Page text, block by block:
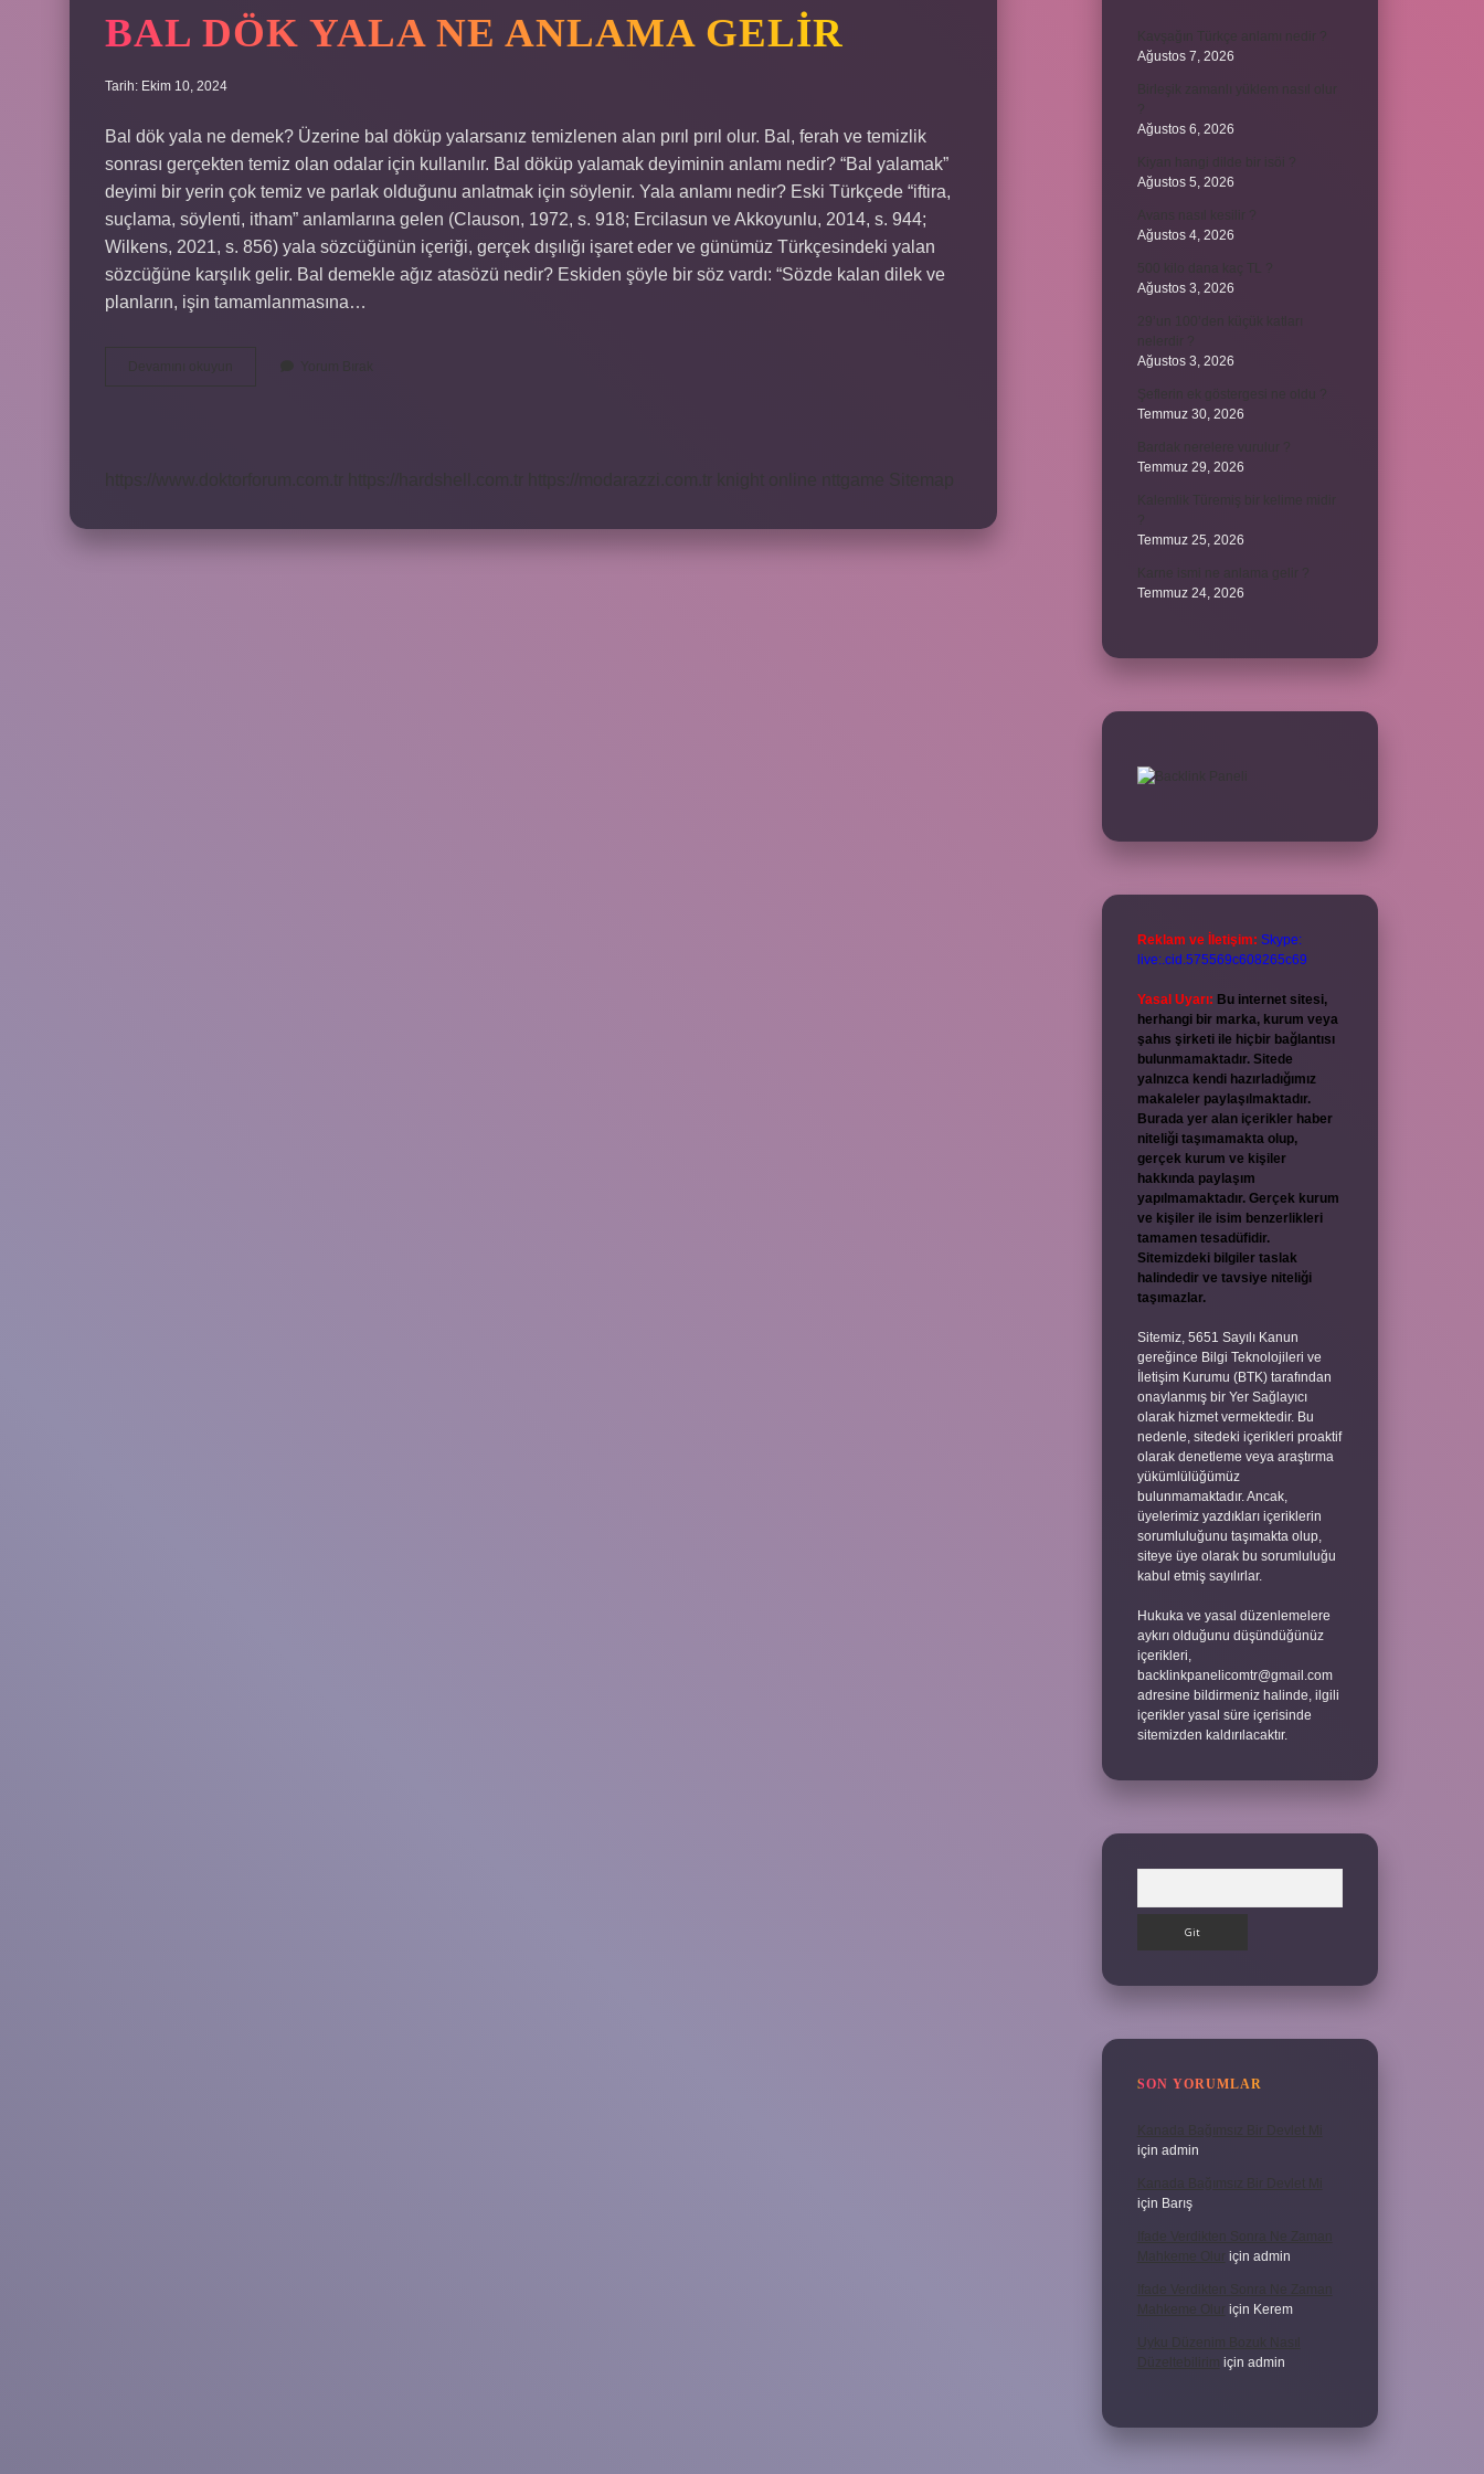
BAL DÖK YALA NE ANLAMA GELIR
Tarih: Ekim 10, 2024
Bal dök yala ne demek? Üzerine bal döküp yalarsanız temizlenen alan pırıl pırıl olur. Bal, ferah ve temizlik
sonrası gerçekten temiz olan odalar için kullanılır. Bal döküp yalamak deyiminin anlamı nedir? “Bal yalamak”
deyimi bir yerin çok temiz ve parlak olduğunu anlatmak için söylenir. Yala anlamı nedir? Eski Türkçede “iftira,
suçlama, söylenti, itham” anlamlarına gelen (Clauson, 1972, s. 918; Ercilasun ve Akkoyunlu, 2014, s. 944;
Wilkens, 2021, s. 856) yala sözcüğünün içeriği, gerçek dışılığı işaret eder ve günümüz Türkçesindeki yalan
sözcüğüne karşılık gelir. Bal demekle ağız atasözü nedir? Eskiden şöyle bir söz vardı: “Sözde kalan dilek ve
planların, işin tamamlanmasına…
Ağustos 7, 2026
Ağustos 6, 2026
Ağustos 5, 2026
Ağustos 4, 2026
Ağustos 3, 2026
Ağustos 3, 2026
Temmuz 30, 2026
Temmuz 29, 2026
Temmuz 25, 2026
Temmuz 24, 2026
Reklam ve İletişim: Skype:
live:.cid.575569c608265c69
Yasal Uyarı: Bu internet sitesi,
herhangi bir marka, kurum veya
şahıs şirketi ile hiçbir bağlantısı
bulunmamaktadır. Sitede
yalnızca kendi hazırladığımız
makaleler paylaşılmaktadır.
Burada yer alan içerikler haber
niteliği taşımamakta olup,
gerçek kurum ve kişiler
hakkında paylaşım
yapılmamaktadır. Gerçek kurum
ve kişiler ile isim benzerlikleri
tamamen tesadüfidir.
Sitemizdeki bilgiler taslak
halindedir ve tavsiye niteliği
taşımazlar.
Sitemiz, 5651 Sayılı Kanun
gereğince Bilgi Teknolojileri ve
İletişim Kurumu (BTK) tarafından
onaylanmış bir Yer Sağlayıcı
olarak hizmet vermektedir. Bu
nedenle, sitedeki içerikleri proaktif
olarak denetleme veya araştırma
yükümlülüğümüz
bulunmamaktadır. Ancak,
üyelerimiz yazdıkları içeriklerin
sorumluluğunu taşımakta olup,
siteye üye olarak bu sorumluluğu
kabul etmiş sayılırlar.
Hukuka ve yasal düzenlemelere
aykırı olduğunu düşündüğünüz
içerikleri,
backlinkpanelicomtr@gmail.com
adresine bildirmeniz halinde, ilgili
içerikler yasal süre içerisinde
sitemizden kaldırılacaktır.
SON YORUMLAR
Kanada Bağımsız Bir Devlet Mi
için admin
Kanada Bağımsız Bir Devlet Mi
için Barış
Ifade Verdikten Sonra Ne Zaman
Mahkeme Olur için admin
Ifade Verdikten Sonra Ne Zaman
Mahkeme Olur için Kerem
Uyku Düzenim Bozuk Nasıl
Düzeltebilirim
için admin